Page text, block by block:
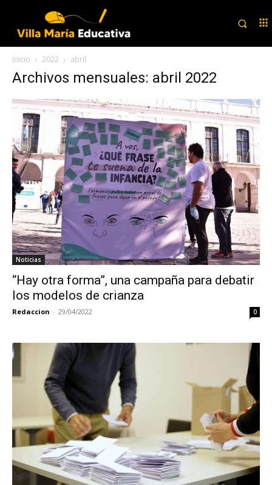
Inicio 2022 abril
Archivos mensuales: abril 2022
Noticias
“Hay otra forma”, una campaña para debatir
los modelos de crianza
Redaccion - 29/04/2022 0